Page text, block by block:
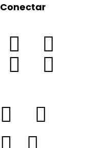
Conectar